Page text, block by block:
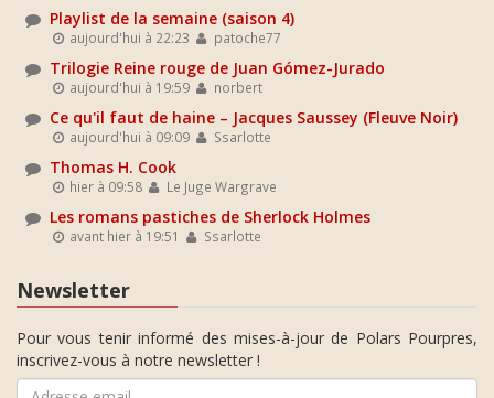
Playlist de la semaine (saison 4)
aujourd'hui à 22:23 patoche77
Trilogie Reine rouge de Juan Gómez-Jurado
aujourd'hui à 19:59 norbert
Ce qu'il faut de haine – Jacques Saussey (Fleuve Noir)
aujourd'hui à 09:09 Ssarlotte
Thomas H. Cook
hier à 09:58 Le Juge Wargrave
Les romans pastiches de Sherlock Holmes
avant hier à 19:51 Ssarlotte
Newsletter
Pour vous tenir informé des mises-à-jour de Polars Pourpres,
inscrivez-vous à notre newsletter !